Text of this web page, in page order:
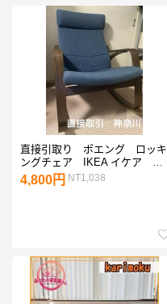
直接引取り ポエング ロッキ
ングチェア IKEA イケア 神
奈川県川崎市
4,800円 NT1,038